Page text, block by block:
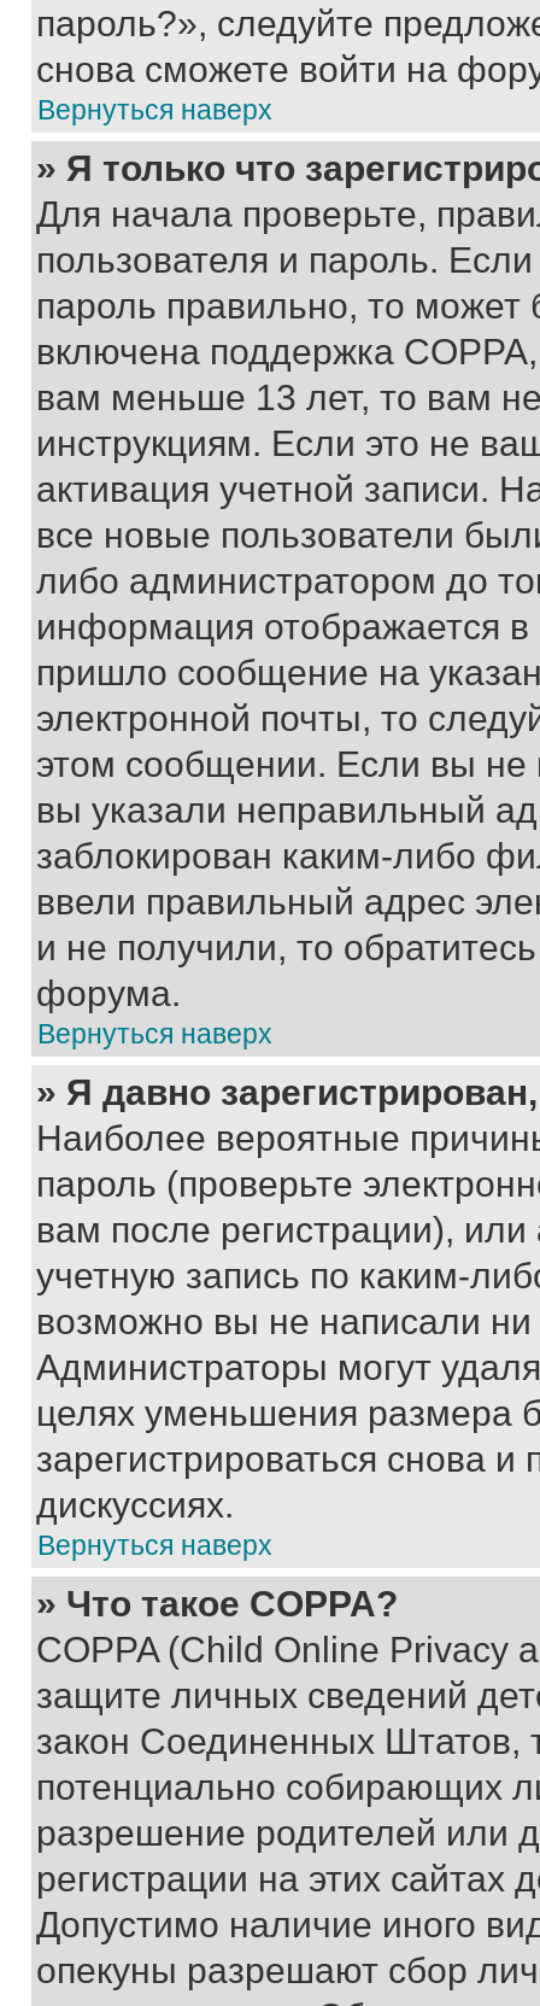
пароль?», следуйте
снова сможете войти на
Вернуться наверх
» Я только что
Для начала проверьте,
пользователя и пароль.
пароль правильно, то может
включена поддержка
вам меньше 13 лет, то вам
инструкциям. Если это не
активация учетной записи.
все новые пользователи
либо администратором до
информация отображается
пришло сообщение на
электронной почты, то
этом сообщении. Если вы
вы указали неправильный
заблокирован каким-либо
ввели правильный адрес
и не получили, то
форума.
Вернуться наверх
» Я давно
Наиболее вероятные
пароль (проверьте
вам после регистрации),
учетную запись по каким-
возможно вы не написали
Администраторы могут
целях уменьшения размера
зарегистрироваться снова и
дискуссиях.
Вернуться наверх
» Что такое COPPA?
COPPA (Child Online Privacy
защите личных сведений
закон Соединенных Штатов,
потенциально собирающих
разрешение родителей или
регистрации на этих сайтах
Допустимо наличие иного
опекуны разрешают сбор